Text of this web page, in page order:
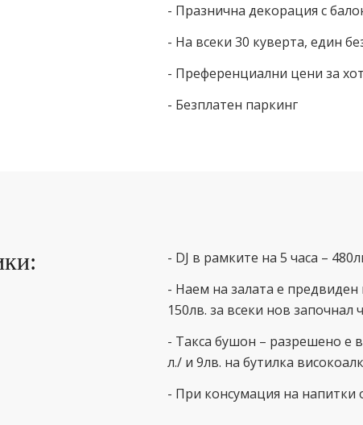
- Празнична декорация с
- На всеки 30 кувертa, един
- Преференциални цени за
- Безплатен паркинг
- DJ в рамките на 5 часа –
- Наем на залата е предвиден
150лв. за всеки нов започнал
- Такса бушон – разрешено е
л./ и 9лв. на бутилка
- При консумация на напитки